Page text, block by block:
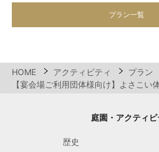
プラン一覧
HOME アクティビティ
プラン
【宴会場ご利用団体様向け】よさこい
庭園・アクティビ
歴史